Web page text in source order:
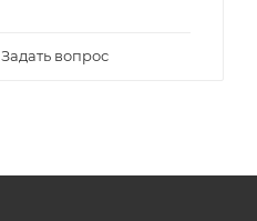
Задать вопрос